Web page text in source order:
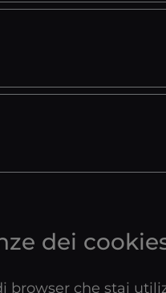
dei
browser che stai